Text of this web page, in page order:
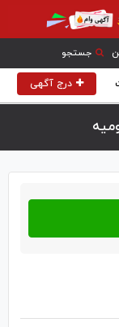
جستجو
درج آگهی